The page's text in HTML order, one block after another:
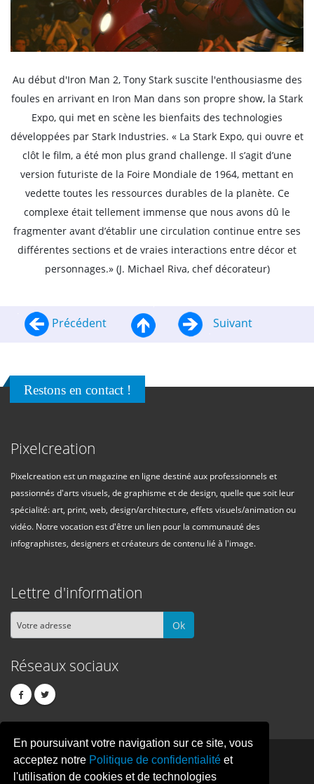
En poursuivant votre navigation sur ce site, vous
acceptez notre Politique de confidentialité et
l'utilisation de cookies et de technologies
Au début d'Iron Man 2, Tony Stark suscite l'enthousiasme des
foules en arrivant en Iron Man dans son propre show, la Stark
Expo, qui met en scène les bienfaits des technologies
développées par Stark Industries. « La Stark Expo, qui ouvre et
clôt le film, a été mon plus grand challenge. Il s’agit d’une
version futuriste de la Foire Mondiale de 1964, mettant en
vedette toutes les ressources durables de la planète. Ce
complexe était tellement immense que nous avons dû le
fragmenter avant d’établir une circulation continue entre ses
différentes sections et de vraies interactions entre décor et
personnages.» (J. Michael Riva, chef décorateur)
Précédent Suivant
Restons en contact !
Pixelcreation
Pixelcreation est un magazine en ligne destiné aux professionnels et
passionnés d'arts visuels, de graphisme et de design, quelle que soit leur
spécialité: art, print, web, design/architecture, effets visuels/animation ou
vidéo. Notre vocation est d'être un lien pour la communauté des
infographistes, designers et créateurs de contenu lié à l'image.
Lettre d'information
Ok
Réseaux sociaux
PIXELCREATION